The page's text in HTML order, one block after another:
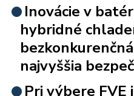
Inovácie v
hybridné
najvyššia
Pri výbere FVE